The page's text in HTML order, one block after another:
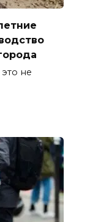
не